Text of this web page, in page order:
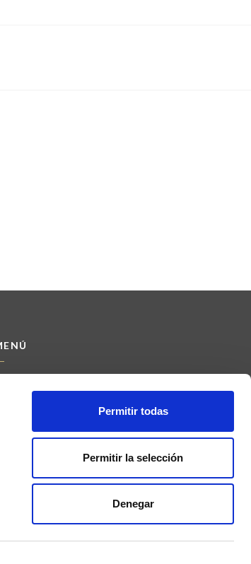
Permitir todas
Permitir la selección
Denegar
AL POR MAYOR